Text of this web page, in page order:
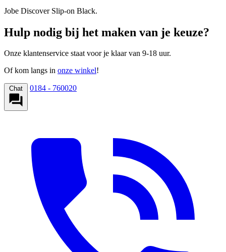
Jobe Discover Slip-on Black.
Hulp nodig bij het maken van je keuze?
Onze klantenservice staat voor je klaar van 9-18 uur.
Of kom langs in onze winkel!
Chat 0184 - 760020